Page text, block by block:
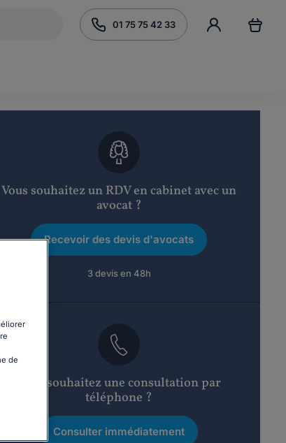
01 75 75 42 33
Vous souhaitez un RDV en cabinet avec un
avocat ?
Recevoir des devis d'avocats
3 devis en 48h
Vous souhaitez une consultation par
téléphone ?
Consulter immédiatement
de